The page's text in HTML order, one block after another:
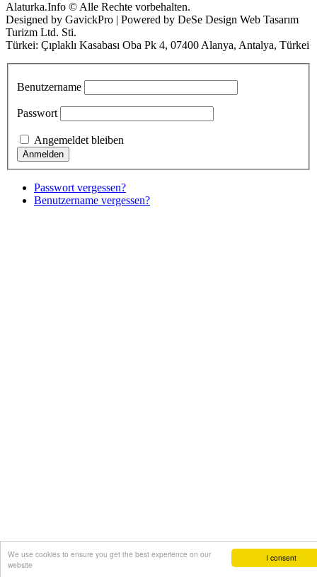
I consent
We use cookies to ensure you get the best experience on our
website
Alaturka.Info © Alle Rechte vorbehalten.
Designed by GavickPro | Powered by DeSe Design Web Tasarım
Turizm Ltd. Sti.
Türkei: Çıplaklı Kasabası Oba Pk 4, 07400 Alanya, Antalya, Türkei
Benutzername
Passwort
Angemeldet bleiben
Passwort vergessen?
Benutzername vergessen?